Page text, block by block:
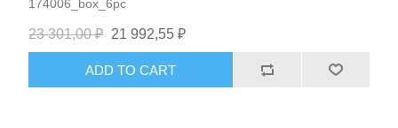
174006_box_6pc
23 301,00 ₽ 21 992,55 ₽
ADD TO CART